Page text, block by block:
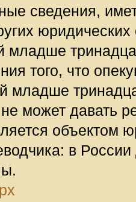
сведения,
младше
того, что
младше
может давать
объектом
в